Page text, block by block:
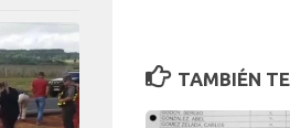
TAMBIÉN